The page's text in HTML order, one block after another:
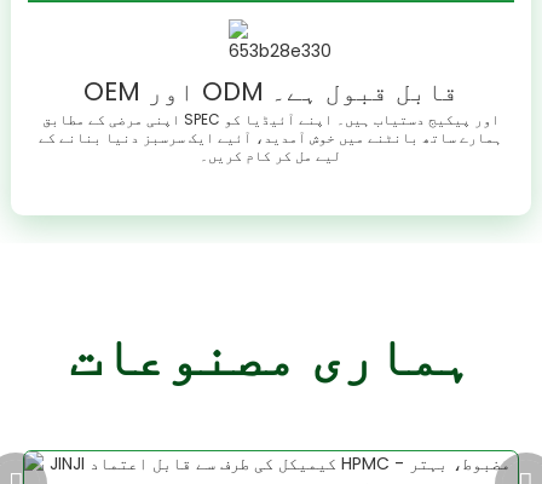
OEM اور ODM قابل قبول ہے۔
اپنی مرضی کے مطابق SPEC اور پیکیج دستیاب ہیں۔ اپنے آئیڈیا کو
ہمارے ساتھ بانٹنے میں خوش آمدید، آئیے ایک سرسبز دنیا بنانے کے
لیے مل کر کام کریں۔
ہماری مصنوعات